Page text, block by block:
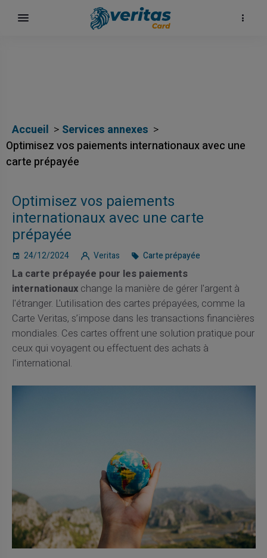
Accueil
Services annexes
Optimisez vos paiements internationaux avec une
carte prépayée
Optimisez vos paiements
internationaux avec une carte
prépayée
24/12/2024 Veritas Carte prépayée
La carte prépayée pour les paiements
internationauxchange la manière de gérer l'argent à
l'étranger. L'utilisation des cartes prépayées, comme la
Carte Veritas, s’impose dans les transactions financières
mondiales. Ces cartes offrent une solution pratique pour
ceux qui voyagent ou effectuent des achats à
l'international.